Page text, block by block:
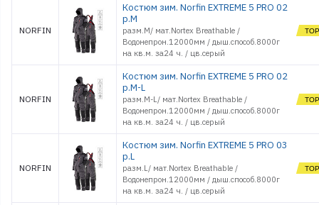
NORFIN
Костюм зим. Norfin EXTREME 5 PRO 02
р.M
разм.M/ мат.Nortex Breathable /
Водонепрон.12000мм / дыш.способ.8000г
на кв.м. за24 ч. / цв.серый
NORFIN
Костюм зим. Norfin EXTREME 5 PRO 02
р.M-L
разм.M-L/ мат.Nortex Breathable /
Водонепрон.12000мм / дыш.способ.8000г
на кв.м. за24 ч. / цв.серый
NORFIN
Костюм зим. Norfin EXTREME 5 PRO 03
р.L
разм.L/ мат.Nortex Breathable /
Водонепрон.12000мм / дыш.способ.8000г
на кв.м. за24 ч. / цв.серый